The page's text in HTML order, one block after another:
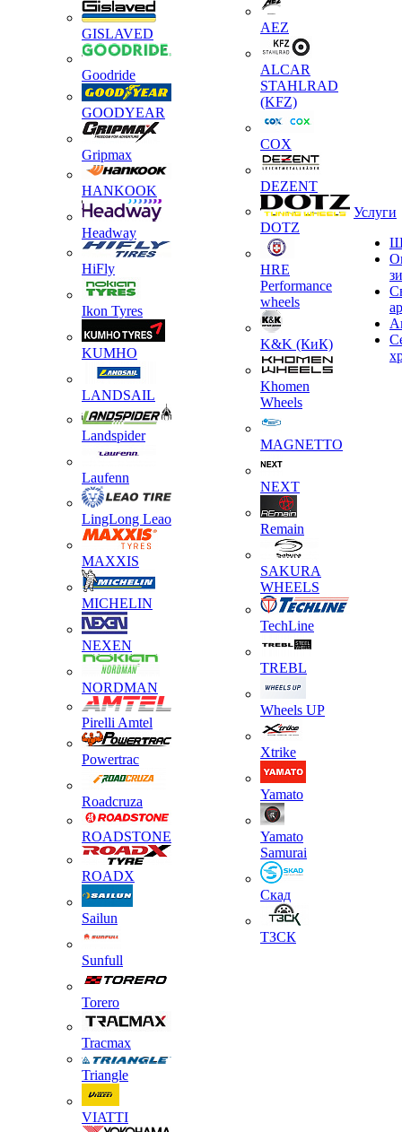
GISLAVED
Goodride
GOODYEAR
Gripmax
HANKOOK
Headway
HiFly
Ikon Tyres
KUMHO
LANDSAIL
Landspider
Laufenn
LingLong Leao
MAXXIS
MICHELIN
NEXEN
NORDMAN
Pirelli Amtel
Powertrac
Roadcruza
ROADSTONE
ROADX
Sailun
Sunfull
Torero
Tracmax
Triangle
VIATTI
AEZ
ALCAR
STAHLRAD
(KFZ)
COX
DEZENT
DOTZ
HRE
Performance
wheels
K&K (КиК)
Khomen
Wheels
MAGNETTO
NEXT
Remain
SAKURA
WHEELS
TechLine
TREBL
Wheels UP
Xtrike
Yamato
Yamato
Samurai
Скад
ТЗСК
Услуги